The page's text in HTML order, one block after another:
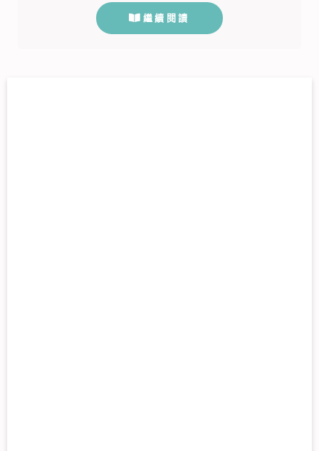
的遺跡之一，卻在18世紀後的兩百年內都是處於被遺
棄崩壞的狀態。幸運的是，它受到了保存與維護，如
繼續閱讀